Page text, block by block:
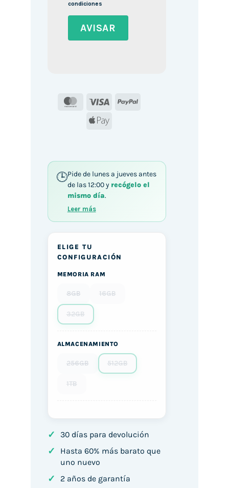
condiciones
MasterCard
Visa
PayPal
Apple
Pide de lunes a jueves antes
de las 12:00 y recógelo el
mismo día.
Leer más
ELIGE TU
CONFIGURACIÓN
MEMORIA RAM
8GB 16GB
32GB
ALMACENAMIENTO
256GB 512GB
1TB
✓ 30 días para devolución
✓
Hasta 60% más barato que
uno nuevo
✓ 2 años de garantía